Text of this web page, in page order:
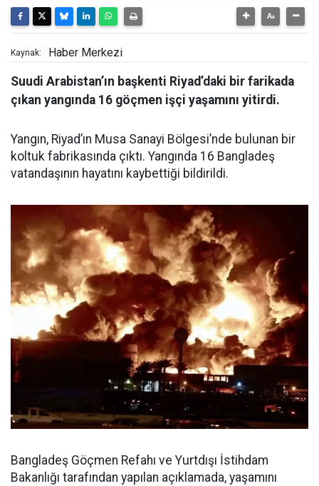
Kaynak: Haber Merkezi
Suudi Arabistan’ın başkenti Riyad’daki bir farikada
çıkan yangında 16 göçmen işçi yaşamını yitirdi.
Yangın, Riyad’ın Musa Sanayi Bölgesi’nde bulunan bir
koltuk fabrikasında çıktı. Yangında 16 Bangladeş
vatandaşının hayatını kaybettiği bildirildi.
Bangladeş Göçmen Refahı ve Yurtdışı İstihdam
Bakanlığı tarafından yapılan açıklamada, yaşamını